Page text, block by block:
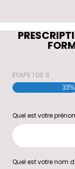
ÉTAPE 1 DE 3
33%
Quel est votre
Quel est votre nom